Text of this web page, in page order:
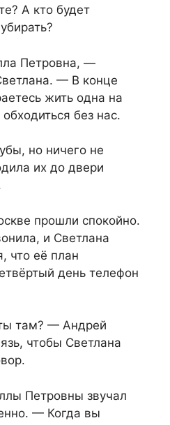
А кто будет
Петровна, —
— В конце
жить одна на
без нас.
но ничего не
их до двери
прошли спокойно.
и Светлана
что её план
день телефон
там? — Андрей
чтобы Светлана
Петровны звучал
— Когда вы